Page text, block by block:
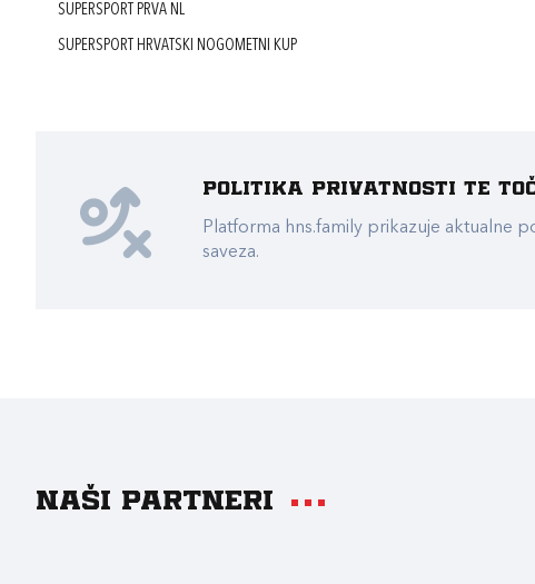
SUPERSPORT PRVA NL
SUPERSPORT HRVATSKI NOGOMETNI KUP
Politika privatnosti te
Platforma hns.family prikazuje aktualne
saveza.
Naši partneri